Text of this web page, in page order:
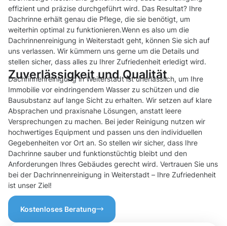
effizient und präzise durchgeführt wird. Das Resultat? Ihre
Dachrinne erhält genau die Pflege, die sie benötigt, um
weiterhin optimal zu funktionieren.Wenn es also um die
Dachrinnenreinigung in Weiterstadt geht, können Sie sich auf
uns verlassen. Wir kümmern uns gerne um die Details und
stellen sicher, dass alles zu Ihrer Zufriedenheit erledigt wird.
Zuverlässigkeit und Qualität
Dachrinnenreinigung in Weiterstadt ist unerlässlich, um Ihre
Immobilie vor eindringendem Wasser zu schützen und die
Bausubstanz auf lange Sicht zu erhalten. Wir setzen auf klare
Absprachen und praxisnahe Lösungen, anstatt leere
Versprechungen zu machen. Bei jeder Reinigung nutzen wir
hochwertiges Equipment und passen uns den individuellen
Gegebenheiten vor Ort an. So stellen wir sicher, dass Ihre
Dachrinne sauber und funktionstüchtig bleibt und den
Anforderungen Ihres Gebäudes gerecht wird. Vertrauen Sie uns
bei der Dachrinnenreinigung in Weiterstadt – Ihre Zufriedenheit
ist unser Ziel!
Kostenloses Beratung